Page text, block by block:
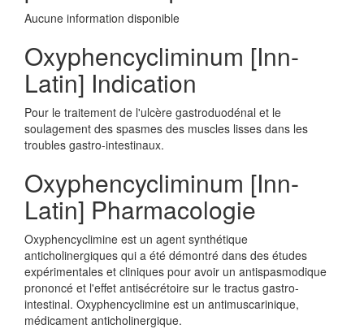
Aucune information disponible
Oxyphencycliminum [Inn-
Latin] Indication
Pour le traitement de l'ulcère gastroduodénal et le
soulagement des spasmes des muscles lisses dans les
troubles gastro-intestinaux.
Oxyphencycliminum [Inn-
Latin] Pharmacologie
Oxyphencyclimine est un agent synthétique
anticholinergiques qui a été démontré dans des études
expérimentales et cliniques pour avoir un antispasmodique
prononcé et l'effet antisécrétoire sur le tractus gastro-
intestinal. Oxyphencyclimine est un antimuscarinique,
médicament anticholinergique.